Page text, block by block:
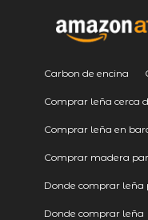
Carbon de encina
Comprar leña cerca
Comprar leña en
Comprar madera
Donde comprar leña
Donde comprar leña